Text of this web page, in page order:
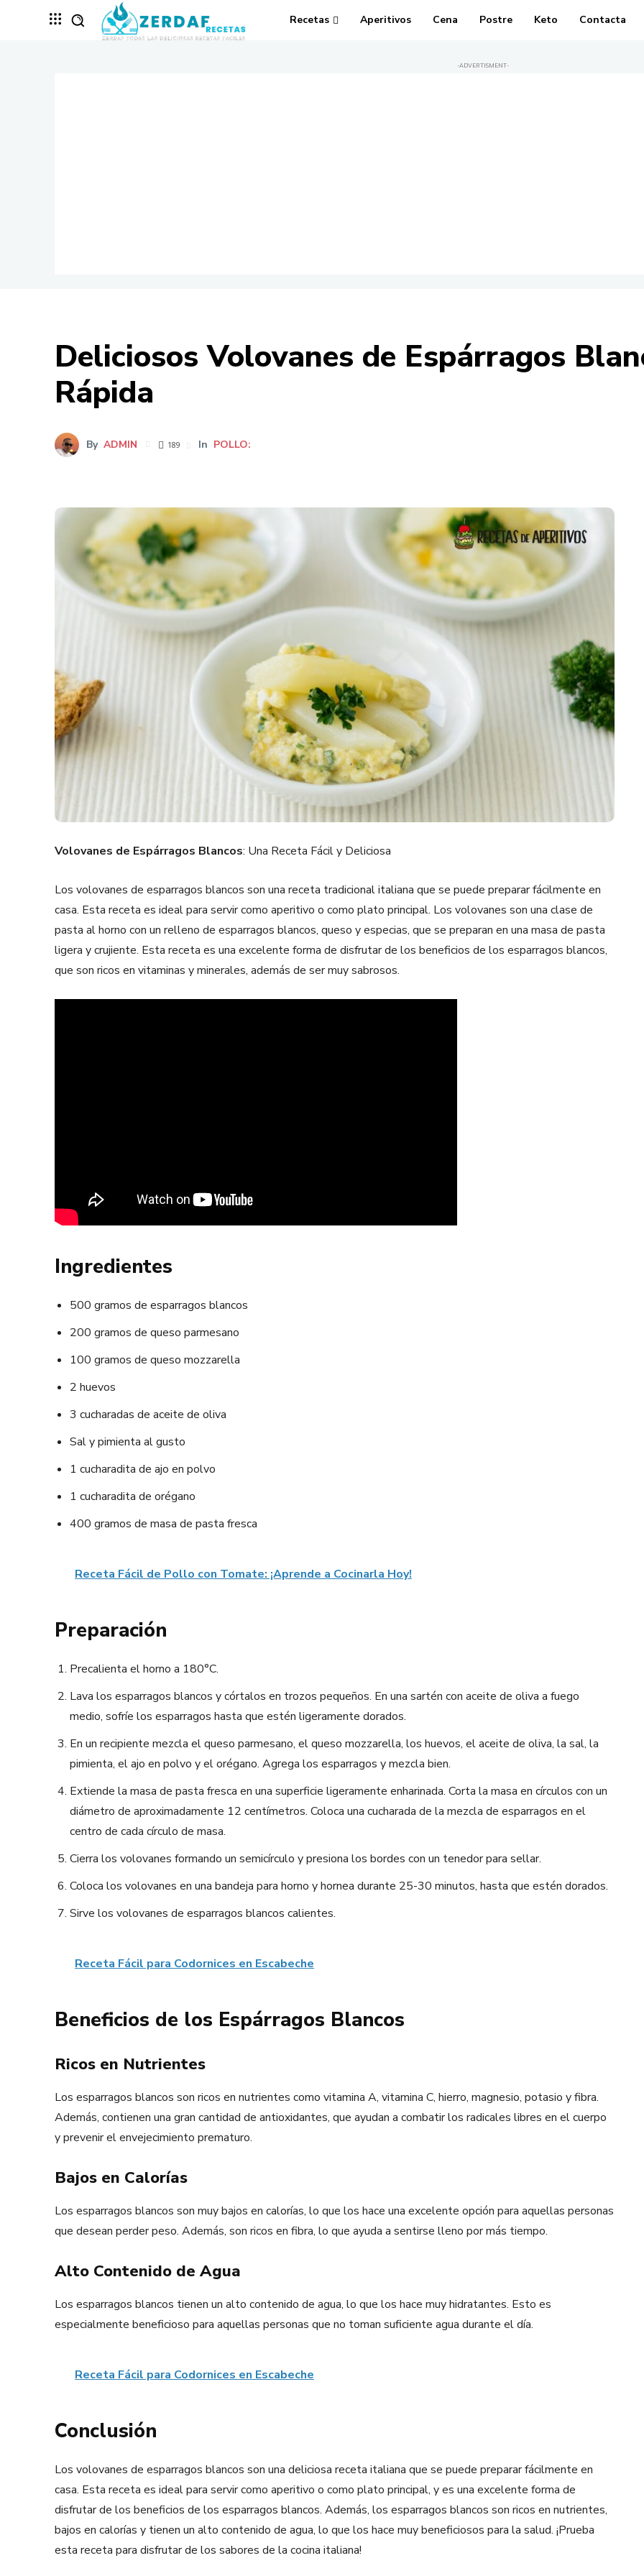
Recetas Aperitivos Cena Postre Keto Contacta
-ADVERTISMENT-
Deliciosos Volovanes de Espárragos
Rápida
By ADMIN 189 In POLLO:
Volovanes de Espárragos Blancos: Una Receta Fácil y Deliciosa
Los volovanes de esparragos blancos son una receta tradicional italiana que se puede preparar fácilmente en
casa. Esta receta es ideal para servir como aperitivo o como plato principal. Los volovanes son una clase de
pasta al horno con un relleno de esparragos blancos, queso y especias, que se preparan en una masa de pasta
ligera y crujiente. Esta receta es una excelente forma de disfrutar de los beneficios de los esparragos blancos,
que son ricos en vitaminas y minerales, además de ser muy sabrosos.
Ingredientes
500 gramos de esparragos blancos
200 gramos de queso parmesano
100 gramos de queso mozzarella
2 huevos
3 cucharadas de aceite de oliva
Sal y pimienta al gusto
1 cucharadita de ajo en polvo
1 cucharadita de orégano
400 gramos de masa de pasta fresca
Receta Fácil de Pollo con Tomate: ¡Aprende a Cocinarla Hoy!
Preparación
Precalienta el horno a 180°C.
Lava los esparragos blancos y córtalos en trozos pequeños. En una sartén con aceite de oliva a fuego
medio, sofríe los esparragos hasta que estén ligeramente dorados.
En un recipiente mezcla el queso parmesano, el queso mozzarella, los huevos, el aceite de oliva, la sal, la
pimienta, el ajo en polvo y el orégano. Agrega los esparragos y mezcla bien.
Extiende la masa de pasta fresca en una superficie ligeramente enharinada. Corta la masa en círculos con un
diámetro de aproximadamente 12 centímetros. Coloca una cucharada de la mezcla de esparragos en el
centro de cada círculo de masa.
Cierra los volovanes formando un semicírculo y presiona los bordes con un tenedor para sellar.
Coloca los volovanes en una bandeja para horno y hornea durante 25-30 minutos, hasta que estén dorados.
Sirve los volovanes de esparragos blancos calientes.
Receta Fácil para Codornices en Escabeche
Beneficios de los Espárragos Blancos
Ricos en Nutrientes
Los esparragos blancos son ricos en nutrientes como vitamina A, vitamina C, hierro, magnesio, potasio y fibra.
Además, contienen una gran cantidad de antioxidantes, que ayudan a combatir los radicales libres en el cuerpo
y prevenir el envejecimiento prematuro.
Bajos en Calorías
Los esparragos blancos son muy bajos en calorías, lo que los hace una excelente opción para aquellas personas
que desean perder peso. Además, son ricos en fibra, lo que ayuda a sentirse lleno por más tiempo.
Alto Contenido de Agua
Los esparragos blancos tienen un alto contenido de agua, lo que los hace muy hidratantes. Esto es
especialmente beneficioso para aquellas personas que no toman suficiente agua durante el día.
Receta Fácil para Codornices en Escabeche
Conclusión
Los volovanes de esparragos blancos son una deliciosa receta italiana que se puede preparar fácilmente en
casa. Esta receta es ideal para servir como aperitivo o como plato principal, y es una excelente forma de
disfrutar de los beneficios de los esparragos blancos. Además, los esparragos blancos son ricos en nutrientes,
bajos en calorías y tienen un alto contenido de agua, lo que los hace muy beneficiosos para la salud. ¡Prueba
esta receta para disfrutar de los sabores de la cocina italiana!